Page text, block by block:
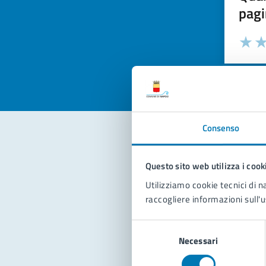
Consenso
Questo sito web utilizza i
Utilizziamo cookie tecnici di
raccogliere informazioni
Necessari
Valuta